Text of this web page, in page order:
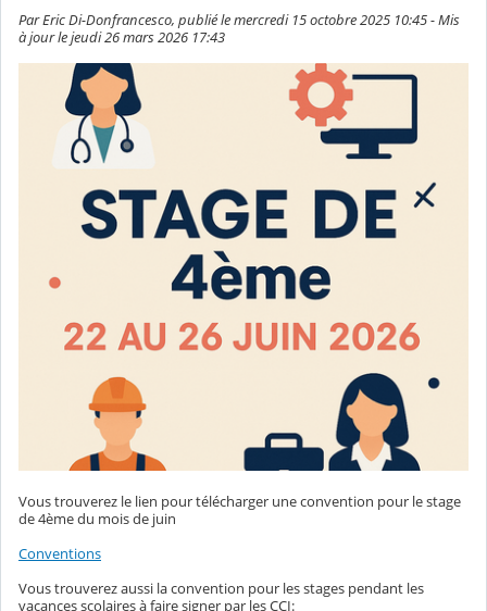
Par Eric Di-Donfrancesco, publié le mercredi 15 octobre 2025 10:45 - Mis
à jour le jeudi 26 mars 2026 17:43
Vous trouverez le lien pour télécharger une convention pour le stage
de 4ème du mois de juin
Conventions
Vous trouverez aussi la convention pour les stages pendant les
vacances scolaires à faire signer par les CCI: